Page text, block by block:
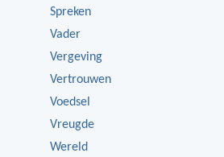
Spreken
Vader
Vergeving
Vertrouwen
Voedsel
Vreugde
Wereld